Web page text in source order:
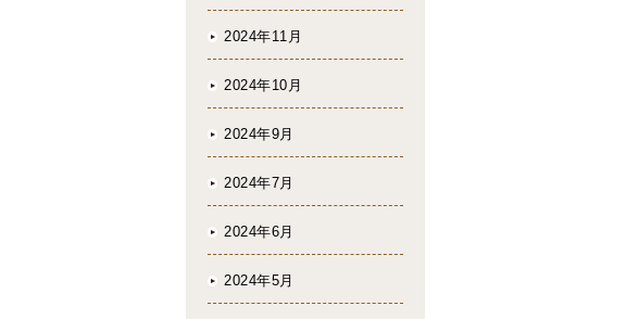
2024年11月
2024年10月
2024年9月
2024年7月
2024年6月
2024年5月